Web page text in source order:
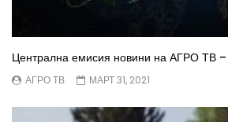
Централна емисия новини на АГРО ТВ –
АГРО ТВ МАРТ 31, 2021